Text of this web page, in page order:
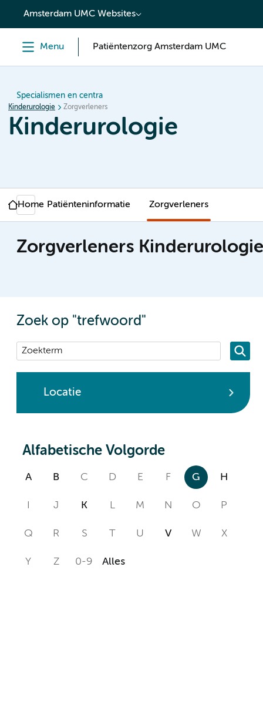
content
Amsterdam UMC Websites
Menu Patiëntenzorg Amsterdam UMC
Specialismen en centra
Kinderurologie Zorgverleners
Kinderurologie
Home Patiënteninformatie Zorgverleners
Zorgverleners Kinderurologie
Zoek op "trefwoord"
Locatie
Alfabetische Volgorde
A B C D E F G H
J K L M N O P
Q R S T U V W X
Y Z 0-9 Alles